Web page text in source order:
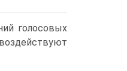
голосовых